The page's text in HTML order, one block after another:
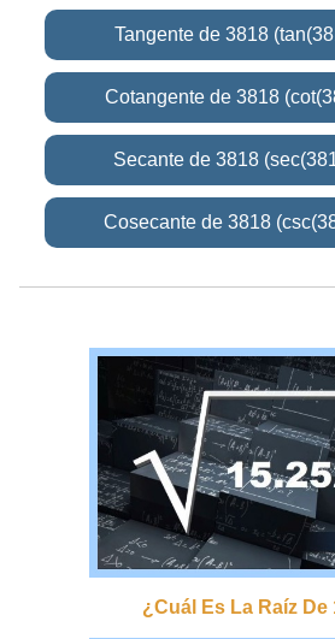
Tangente de 3818
Cotangente de 3818
Secante de 3818
Cosecante de 3818
¿cuál Es La Raíz De